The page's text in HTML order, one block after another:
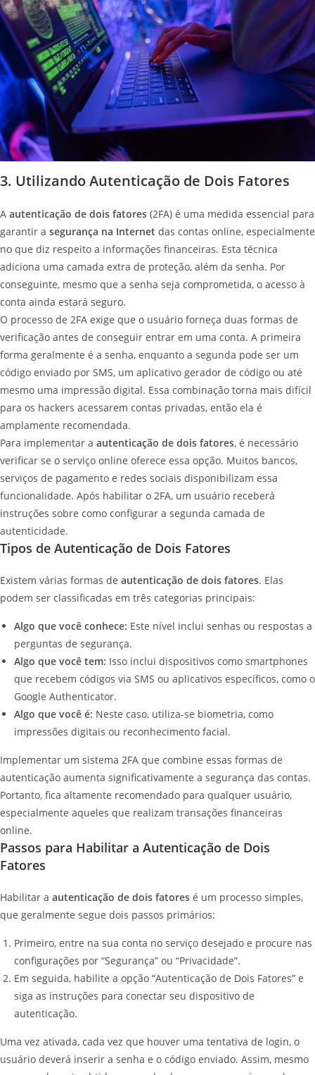
3. Utilizando Autenticação de Dois Fatores
A autenticação de dois fatores (2FA) é uma medida essencial para
garantir a segurança na Internet das contas online, especialmente
no que diz respeito a informações financeiras. Esta técnica
adiciona uma camada extra de proteção, além da senha. Por
conseguinte, mesmo que a senha seja comprometida, o acesso à
conta ainda estará seguro.
O processo de 2FA exige que o usuário forneça duas formas de
verificação antes de conseguir entrar em uma conta. A primeira
forma geralmente é a senha, enquanto a segunda pode ser um
código enviado por SMS, um aplicativo gerador de código ou até
mesmo uma impressão digital. Essa combinação torna mais difícil
para os hackers acessarem contas privadas, então ela é
amplamente recomendada.
Para implementar a autenticação de dois fatores, é necessário
verificar se o serviço online oferece essa opção. Muitos bancos,
serviços de pagamento e redes sociais disponibilizam essa
funcionalidade. Após habilitar o 2FA, um usuário receberá
instruções sobre como configurar a segunda camada de
autenticidade.
Tipos de Autenticação de Dois Fatores
Existem várias formas de autenticação de dois fatores. Elas
podem ser classificadas em três categorias principais:
Algo que você conhece: Este nível inclui senhas ou respostas a
perguntas de segurança.
Algo que você tem: Isso inclui dispositivos como smartphones
que recebem códigos via SMS ou aplicativos específicos, como o
Google Authenticator.
Algo que você é: Neste caso, utiliza-se biometria, como
impressões digitais ou reconhecimento facial.
Implementar um sistema 2FA que combine essas formas de
autenticação aumenta significativamente a segurança das contas.
Portanto, fica altamente recomendado para qualquer usuário,
especialmente aqueles que realizam transações financeiras
online.
Passos para Habilitar a Autenticação de Dois
Fatores
Habilitar a autenticação de dois fatores é um processo simples,
que geralmente segue dois passos primários:
Primeiro, entre na sua conta no serviço desejado e procure nas
configurações por “Segurança” ou “Privacidade”.
Em seguida, habilite a opção “Autenticação de Dois Fatores” e
siga as instruções para conectar seu dispositivo de
autenticação.
Uma vez ativada, cada vez que houver uma tentativa de login, o
usuário deverá inserir a senha e o código enviado. Assim, mesmo